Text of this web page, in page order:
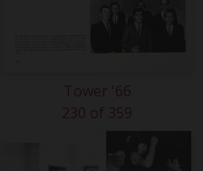
Tower '66
230 of 359